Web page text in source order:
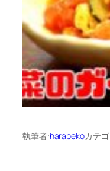
執筆者:harapekoカテ